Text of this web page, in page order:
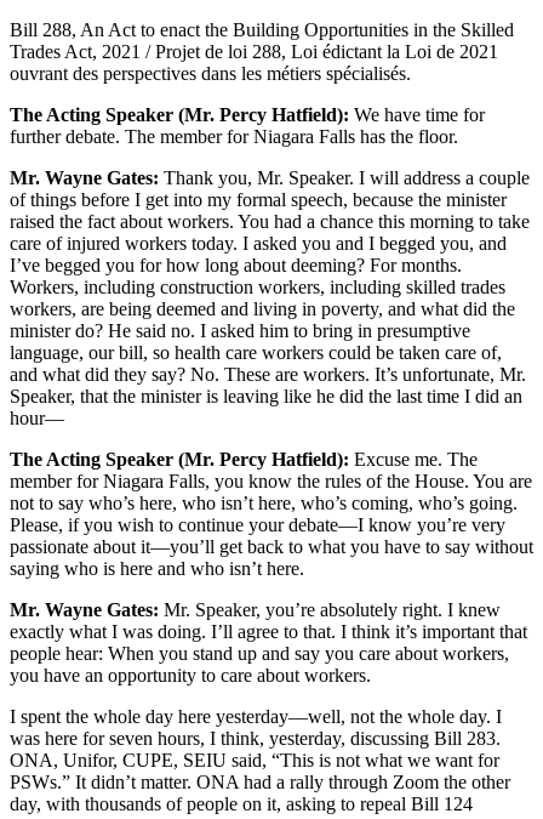
Bill 288, An Act to enact the Building Opportunities in the Skilled
Trades Act, 2021 / Projet de loi 288, Loi édictant la Loi de 2021
ouvrant des perspectives dans les métiers spécialisés.
The Acting Speaker (Mr. Percy Hatfield): We have time for
further debate. The member for Niagara Falls has the floor.
Mr. Wayne Gates: Thank you, Mr. Speaker. I will address a couple
of things before I get into my formal speech, because the minister
raised the fact about workers. You had a chance this morning to take
care of injured workers today. I asked you and I begged you, and
I’ve begged you for how long about deeming? For months.
Workers, including construction workers, including skilled trades
workers, are being deemed and living in poverty, and what did the
minister do? He said no. I asked him to bring in presumptive
language, our bill, so health care workers could be taken care of,
and what did they say? No. These are workers. It’s unfortunate, Mr.
Speaker, that the minister is leaving like he did the last time I did an
hour—
The Acting Speaker (Mr. Percy Hatfield): Excuse me. The
member for Niagara Falls, you know the rules of the House. You are
not to say who’s here, who isn’t here, who’s coming, who’s going.
Please, if you wish to continue your debate—I know you’re very
passionate about it—you’ll get back to what you have to say without
saying who is here and who isn’t here.
Mr. Wayne Gates: Mr. Speaker, you’re absolutely right. I knew
exactly what I was doing. I’ll agree to that. I think it’s important that
people hear: When you stand up and say you care about workers,
you have an opportunity to care about workers.
I spent the whole day here yesterday—well, not the whole day. I
was here for seven hours, I think, yesterday, discussing Bill 283.
ONA, Unifor, CUPE, SEIU said, “This is not what we want for
PSWs.” It didn’t matter. ONA had a rally through Zoom the other
day, with thousands of people on it, asking to repeal Bill 124